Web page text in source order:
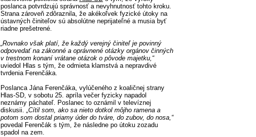
poslanca potvrdzujú správnosť a nevyhnutnosť tohto kroku.
Strana zároveň zdôraznila, že akékoľvek fyzické útoky na
ústavných činiteľov sú absolútne neprijateľné a musia byť
riadne prešetrené.
„Rovnako však platí, že každý verejný činiteľ je povinný
odpovedať na zákonné a oprávnené otázky orgánov činných
v trestnom konaní vrátane otázok o pôvode majetku,“
uviedol Hlas s tým, že odmieta klamstvá a nepravdivé
tvrdenia Ferenčáka.
Poslanca Jána Ferenčáka, vylúčeného z koaličnej strany
Hlas-SD, v sobotu 25. apríla večer fyzicky napadol
neznámy páchateľ. Poslanec to oznámil v televíznej
diskusii. „Cítil som, ako sa nieto dotkol môjho ramena a
potom som dostal priamy úder do tváre, do zubov, do nosa,“
povedal Ferenčák s tým, že následne po útoku zozadu
spadol na zem.